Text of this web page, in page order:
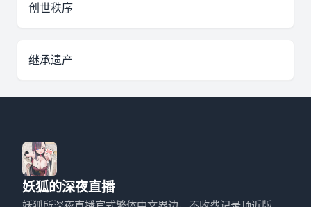
创世秩序
继承遗产
妖狐的深夜直播